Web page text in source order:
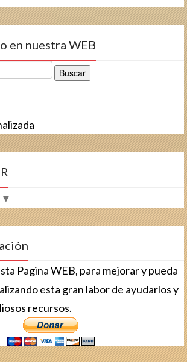
en nuestra WEB
▼
Pagina WEB, para mejorar y pueda
esta gran labor de ayudarlos y
recursos.